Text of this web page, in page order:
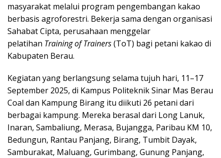
masyarakat melalui program pengembangan kakao
berbasis agroforestri. Bekerja sama dengan organisasi
Sahabat Cipta, perusahaan menggelar
pelatihan Training of Trainers(ToT) bagi petani kakao di
Kabupaten Berau.
Kegiatan yang berlangsung selama tujuh hari, 11–17
September 2025, di Kampus Politeknik Sinar Mas Berau
Coal dan Kampung Birang itu diikuti 26 petani dari
berbagai kampung. Mereka berasal dari Long Lanuk,
Inaran, Sambaliung, Merasa, Bujangga, Paribau KM 10,
Bedungun, Rantau Panjang, Birang, Tumbit Dayak,
Samburakat, Maluang, Gurimbang, Gunung Panjang,